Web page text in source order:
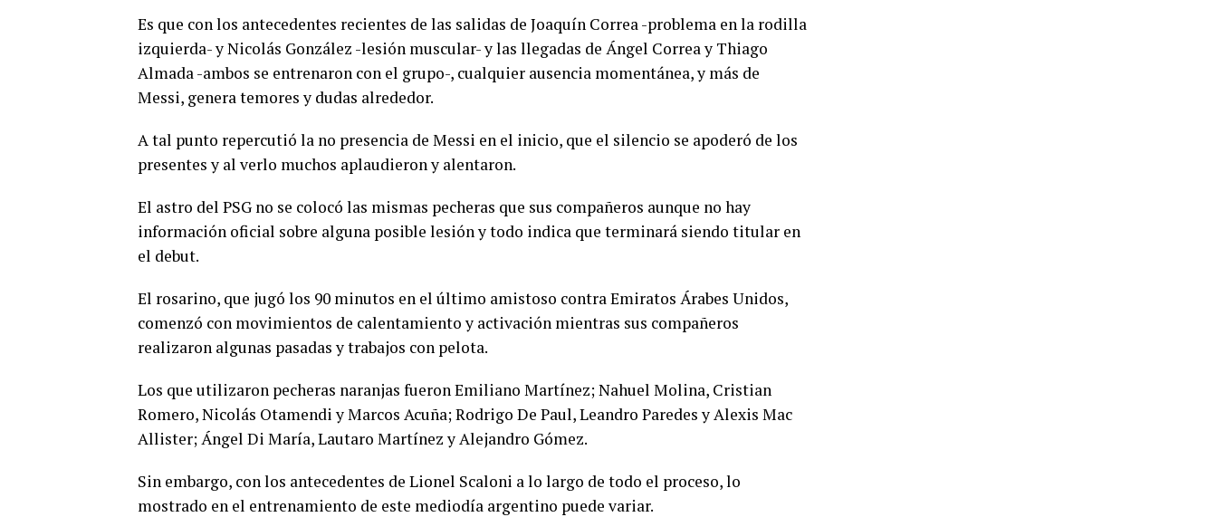
Es que con los antecedentes recientes de las salidas de Joaquín Correa -problema en la rodilla
izquierda- y Nicolás González -lesión muscular- y las llegadas de Ángel Correa y Thiago
Almada -ambos se entrenaron con el grupo-, cualquier ausencia momentánea, y más de
Messi, genera temores y dudas alrededor.
A tal punto repercutió la no presencia de Messi en el inicio, que el silencio se apoderó de los
presentes y al verlo muchos aplaudieron y alentaron.
El astro del PSG no se colocó las mismas pecheras que sus compañeros aunque no hay
información oficial sobre alguna posible lesión y todo indica que terminará siendo titular en
el debut.
El rosarino, que jugó los 90 minutos en el último amistoso contra Emiratos Árabes Unidos,
comenzó con movimientos de calentamiento y activación mientras sus compañeros
realizaron algunas pasadas y trabajos con pelota.
Los que utilizaron pecheras naranjas fueron Emiliano Martínez; Nahuel Molina, Cristian
Romero, Nicolás Otamendi y Marcos Acuña; Rodrigo De Paul, Leandro Paredes y Alexis Mac
Allister; Ángel Di María, Lautaro Martínez y Alejandro Gómez.
Sin embargo, con los antecedentes de Lionel Scaloni a lo largo de todo el proceso, lo
mostrado en el entrenamiento de este mediodía argentino puede variar.